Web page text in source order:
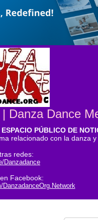
Danza Dance
PÚBLICO DE
relacionado con la danza y
redes:
Danzadance
Facebook: